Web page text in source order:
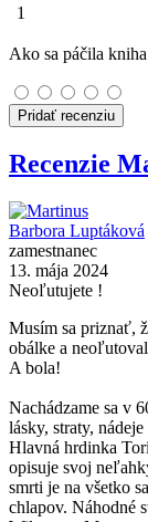
1
Ako sa páčila
Pridať recenziu
Recenzie
Barbora Luptáková
zamestnanec
13. mája 2024
Neoľutujete !
Musím sa priznať,
obálke a
A bola!
Nachádzame sa v
lásky, straty,
Hlavná hrdinka
opisuje svoj
smrti je na všetko
chlapov. Náhodné